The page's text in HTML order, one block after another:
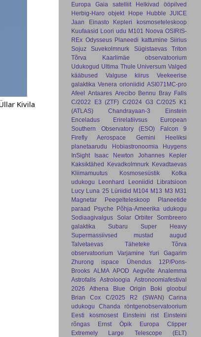
Kivila
Europa
Gaia satelliit
Helkivad ööpilved
Herbig-Haro objekt
Hope Hubble JUICE
Jaan Einasto
Kepleri kosmoseteleskoop
Kuufaasid Loori udu M101 Noova OSIRIS-
REx Odysseus Planeedi kattumine Siirius
Sojuz
Suvekolmnurk Sügistaevas
Triton
Tõrva Kaarlimäe observatoorium
Udukogud Ultima Thule Universum Valged
kääbused
Valguse kiirus
Veekeerise
galaktika Venera orioniidid ASI071MC-pro
Afeel Antaares Arecibo Bennu Bray Falls
C/2022 E3 (ZTF) C/2024 G3 C/2025 K1
(ATLAS)
Chandrayaan-3
Einstein
Enceladus
Erirelatiivsus
European
Southern Observatory (ESO)
Falcon 9
Firefly Aerospace
Gemini
Heeliksi
planetaarudu
Hobiastronoomia
Huygens
InSight
Isaac Newton
Johannes Kepler
Kaksiktähed Kevadkolmnurk Kevadtaevas
Kliimamuutus
Kosmosesüstik
Kotka
udukogu
Leonhard Leoniidid
Libratsioon
Lucy Luna 25 Lüriidid M104 M13 M3 M31
Magnetar
Peegelteleskoop
Planeetide
paraad
Psyche Põhja-Ameerika udukogu
Sodiaagivalgus Solar Orbiter Sombreero
galaktika
Subaru
Super Heavy
Supermassiivsed mustad augud
Talvetaevas
Täheteke
Tõrva
observatoorium
Varjamine
Yuri Gagarim
Zhurong
ispace Ühendus
12P/Pons-
Brooks ALMA APOD Aegvõte Analemma
Astrofalls Astroloogia
Astronoomiafestival
2026
Athena Blue Origin
Boki gloobul
Brian Cox
C/2025 R2 (SWAN)
Carina
udukogu
Chanda röntgenobservatoorium
Eesti kosmosest
Einsteini rist
Einsteini
rõngas
Ernst Öpik
Europa Clipper
Extremely Large Telescope (ELT)